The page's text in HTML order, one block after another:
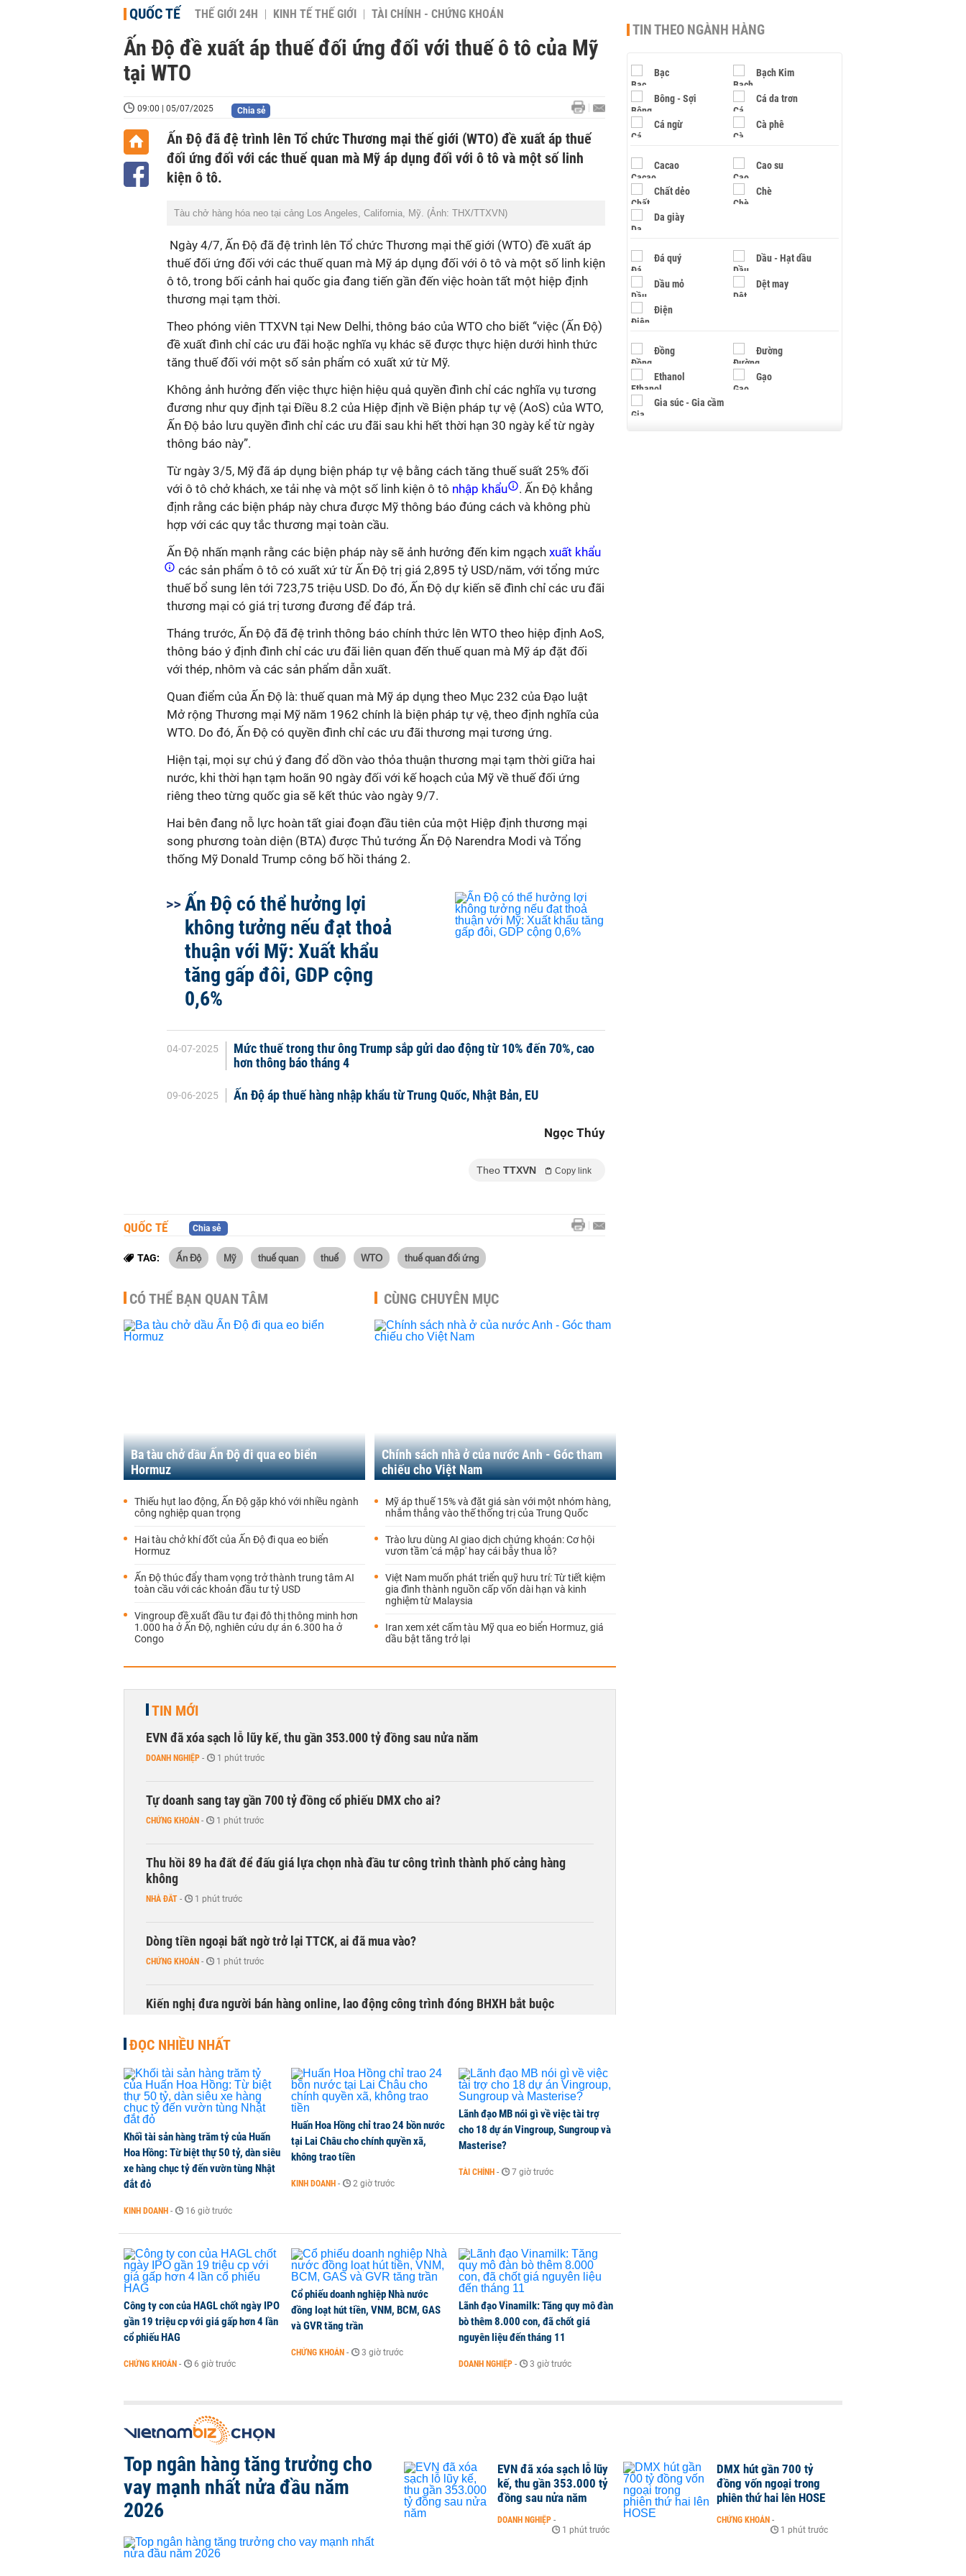
QUỐC TẾ THẾ GIỚI 24H KINH TẾ THẾ GIỚI TÀI CHÍNH - CHỨNG KHOÁN
Ấn Độ đề xuất áp thuế đối ứng đối với thuế ô tô của Mỹ
tại WTO
09:00 | 05/07/2025 Chia sẻ
Ấn Độ đã đệ trình lên Tổ chức Thương mại thế giới (WTO) đề xuất áp thuế
đối ứng đối với các thuế quan mà Mỹ áp dụng đối với ô tô và một số linh
kiện ô tô.
Tàu chở hàng hóa neo tại cảng Los Angeles, California, Mỹ. (Ảnh: THX/TTXVN)
Ngày 4/7, Ấn Độ đã đệ trình lên Tổ chức Thương mại thế giới (WTO) đề xuất áp
thuế đối ứng đối với các thuế quan mà Mỹ áp dụng đối với ô tô và một số linh kiện
ô tô, trong bối cảnh hai quốc gia đang tiến gần đến việc hoàn tất một hiệp định
thương mại tạm thời.
Theo phóng viên TTXVN tại New Delhi, thông báo của WTO cho biết “việc (Ấn Độ)
đề xuất đình chỉ các ưu đãi hoặc nghĩa vụ khác sẽ được thực hiện dưới hình thức
tăng thuế đối với một số sản phẩm có xuất xứ từ Mỹ.
Không ảnh hưởng đến việc thực hiện hiệu quả quyền đình chỉ các nghĩa vụ tương
đương như quy định tại Điều 8.2 của Hiệp định về Biện pháp tự vệ (AoS) của WTO,
Ấn Độ bảo lưu quyền đình chỉ các ưu đãi sau khi hết thời hạn 30 ngày kể từ ngày
thông báo này”.
Từ ngày 3/5, Mỹ đã áp dụng biện pháp tự vệ bằng cách tăng thuế suất 25% đối
với ô tô chở khách, xe tải nhẹ và một số linh kiện ô tô nhập khẩu
. Ấn Độ khẳng
định rằng các biện pháp này chưa được Mỹ thông báo đúng cách và không phù
hợp với các quy tắc thương mại toàn cầu.
Ấn Độ nhấn mạnh rằng các biện pháp này sẽ ảnh hưởng đến kim ngạch xuất khẩu
các sản phẩm ô tô có xuất xứ từ Ấn Độ trị giá 2,895 tỷ USD/năm, với tổng mức
thuế bổ sung lên tới 723,75 triệu USD. Do đó, Ấn Độ dự kiến sẽ đình chỉ các ưu đãi
thương mại có giá trị tương đương để đáp trả.
Tháng trước, Ấn Độ đã đệ trình thông báo chính thức lên WTO theo hiệp định AoS,
thông báo ý định đình chỉ các ưu đãi liên quan đến thuế quan mà Mỹ áp đặt đối
với thép, nhôm và các sản phẩm dẫn xuất.
Quan điểm của Ấn Độ là: thuế quan mà Mỹ áp dụng theo Mục 232 của Đạo luật
Mở rộng Thương mại Mỹ năm 1962 chính là biện pháp tự vệ, theo định nghĩa của
WTO. Do đó, Ấn Độ có quyền đình chỉ các ưu đãi thương mại tương ứng.
Hiện tại, mọi sự chú ý đang đổ dồn vào thỏa thuận thương mại tạm thời giữa hai
nước, khi thời hạn tạm hoãn 90 ngày đối với kế hoạch của Mỹ về thuế đối ứng
riêng theo từng quốc gia sẽ kết thúc vào ngày 9/7.
Hai bên đang nỗ lực hoàn tất giai đoạn đầu tiên của một Hiệp định thương mại
song phương toàn diện (BTA) được Thủ tướng Ấn Độ Narendra Modi và Tổng
thống Mỹ Donald Trump công bố hồi tháng 2.
Ấn Độ có thể hưởng lợi
không tưởng nếu đạt thoả
thuận với Mỹ: Xuất khẩu
tăng gấp đôi, GDP cộng
0,6%
04-07-2025
Mức thuế trong thư ông Trump sắp gửi dao động từ 10% đến 70%, cao
hơn thông báo tháng 4
09-06-2025 Ấn Độ áp thuế hàng nhập khẩu từ Trung Quốc, Nhật Bản, EU
Ngọc Thúy
Theo TTXVN Copy link
QUỐC TẾ Chia sẻ
TAG: Ấn Độ Mỹ thuế quan thuế WTO thuế quan đối ứng
CÓ THỂ BẠN QUAN TÂM
Ba tàu chở dầu Ấn Độ đi qua eo biển
Hormuz
Thiếu hụt lao động, Ấn Độ gặp khó với nhiều ngành
công nghiệp quan trọng
Hai tàu chở khí đốt của Ấn Độ đi qua eo biển
Hormuz
Ấn Độ thúc đẩy tham vọng trở thành trung tâm AI
toàn cầu với các khoản đầu tư tỷ USD
Vingroup đề xuất đầu tư đại đô thị thông minh hơn
1.000 ha ở Ấn Độ, nghiên cứu dự án 6.300 ha ở
Congo
CÙNG CHUYÊN MỤC
Chính sách nhà ở của nước Anh - Góc tham
chiếu cho Việt Nam
Mỹ áp thuế 15% và đặt giá sàn với một nhóm hàng,
nhắm thẳng vào thế thống trị của Trung Quốc
Trào lưu dùng AI giao dịch chứng khoán: Cơ hội
vươn tầm 'cá mập' hay cái bẫy thua lỗ?
Việt Nam muốn phát triển quỹ hưu trí: Từ tiết kiệm
gia đình thành nguồn cấp vốn dài hạn và kinh
nghiệm từ Malaysia
Iran xem xét cấm tàu Mỹ qua eo biển Hormuz, giá
dầu bật tăng trở lại
TIN MỚI
EVN đã xóa sạch lỗ lũy kế, thu gần 353.000 tỷ đồng sau nửa năm
DOANH NGHIỆP - 1 phút trước
Tự doanh sang tay gần 700 tỷ đồng cổ phiếu DMX cho ai?
CHỨNG KHOÁN - 1 phút trước
Thu hồi 89 ha đất để đấu giá lựa chọn nhà đầu tư công trình thành phố cảng hàng
không
NHÀ ĐẤT - 1 phút trước
Dòng tiền ngoại bất ngờ trở lại TTCK, ai đã mua vào?
CHỨNG KHOÁN - 1 phút trước
Kiến nghị đưa người bán hàng online, lao động công trình đóng BHXH bắt buộc
TikToker Khánh Sky, Vua Quạt, Hồ Văn Khoa bị khởi tố
KINH DOANH - 1 phút trước
Tổng Giám đốc Chứng khoán EVS xin từ nhiệm
CHỨNG KHOÁN - 1 phút trước
Căn hộ 2PN+ The Parkland: Lựa chọn linh hoạt cho hành trình an cư
NHÀ ĐẤT - 1 phút trước
ĐỌC NHIỀU NHẤT
Khối tài sản hàng trăm tỷ của Huấn
Hoa Hồng: Từ biệt thự 50 tỷ, dàn siêu
xe hàng chục tỷ đến vườn tùng Nhật
đắt đỏ
KINH DOANH - 16 giờ trước
Huấn Hoa Hồng chỉ trao 24 bồn nước
tại Lai Châu cho chính quyền xã,
không trao tiền
KINH DOANH - 2 giờ trước
Lãnh đạo MB nói gì về việc tài trợ
cho 18 dự án Vingroup, Sungroup và
Masterise?
TÀI CHÍNH - 7 giờ trước
Công ty con của HAGL chốt ngày IPO
gần 19 triệu cp với giá gấp hơn 4 lần
cổ phiếu HAG
CHỨNG KHOÁN - 6 giờ trước
Cổ phiếu doanh nghiệp Nhà nước
đồng loạt hút tiền, VNM, BCM, GAS
và GVR tăng trần
CHỨNG KHOÁN - 3 giờ trước
Lãnh đạo Vinamilk: Tăng quy mô đàn
bò thêm 8.000 con, đã chốt giá
nguyên liệu đến tháng 11
DOANH NGHIỆP - 3 giờ trước
TIN THEO NGÀNH HÀNG
Bạc Bạch Kim
Bông - Sợi Cá da trơn
Cá ngừ Cà phê
Cacao Cao su
Chất dẻo Chè
Da giày
Đá quý Dầu - Hạt dầu
Dầu mỏ Dệt may
Điện
Đồng Đường
Ethanol Gạo
Gia súc - Gia cầm
Top ngân hàng tăng trưởng cho
vay mạnh nhất nửa đầu năm
2026
EVN đã xóa sạch lỗ lũy
kế, thu gần 353.000 tỷ
đồng sau nửa năm
DOANH NGHIỆP -
1 phút trước
DMX hút gần 700 tỷ
đồng vốn ngoại trong
phiên thứ hai lên HOSE
CHỨNG KHOÁN -
1 phút trước